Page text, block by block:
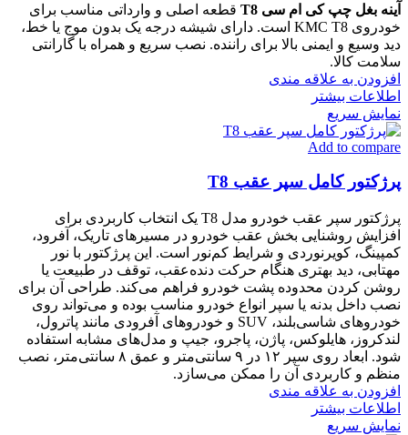
آینه بغل چپ کی ام سی T8
قطعه اصلی و وارداتی مناسب برای
خودروی KMC T8 است. دارای شیشه درجه یک بدون موج یا خط،
دید وسیع و ایمنی بالا برای راننده. نصب سریع و همراه با گارانتی
سلامت کالا.
افزودن به علاقه مندی
اطلاعات بیشتر
نمایش سریع
Add to compare
پرژکتور کامل سپر عقب T8
پرژکتور سپر عقب خودرو مدل T8 یک انتخاب کاربردی برای
افزایش روشنایی بخش عقب خودرو در مسیرهای تاریک، آفرود،
کمپینگ، کویرنوردی و شرایط کم‌نور است. این پرژکتور با نور
مهتابی، دید بهتری هنگام حرکت دنده‌عقب، توقف در طبیعت یا
روشن کردن محدوده پشت خودرو فراهم می‌کند. طراحی آن برای
نصب داخل بدنه یا سپر انواع خودرو مناسب بوده و می‌تواند روی
خودروهای شاسی‌بلند، SUV و خودروهای آفرودی مانند پاترول،
لندکروز، هایلوکس، پاژن، پاجرو، جیپ و مدل‌های مشابه استفاده
شود. ابعاد روی سپر ۱۲ در ۹ سانتی‌متر و عمق ۸ سانتی‌متر، نصب
منظم و کاربردی آن را ممکن می‌سازد.
افزودن به علاقه مندی
اطلاعات بیشتر
نمایش سریع